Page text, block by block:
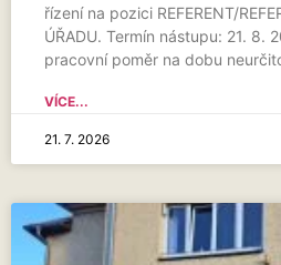
řízení na pozici REFERENT/
ÚŘADU. Termín nástupu: 21. 8.
pracovní poměr na dobu
VÍCE...
21. 7. 2026